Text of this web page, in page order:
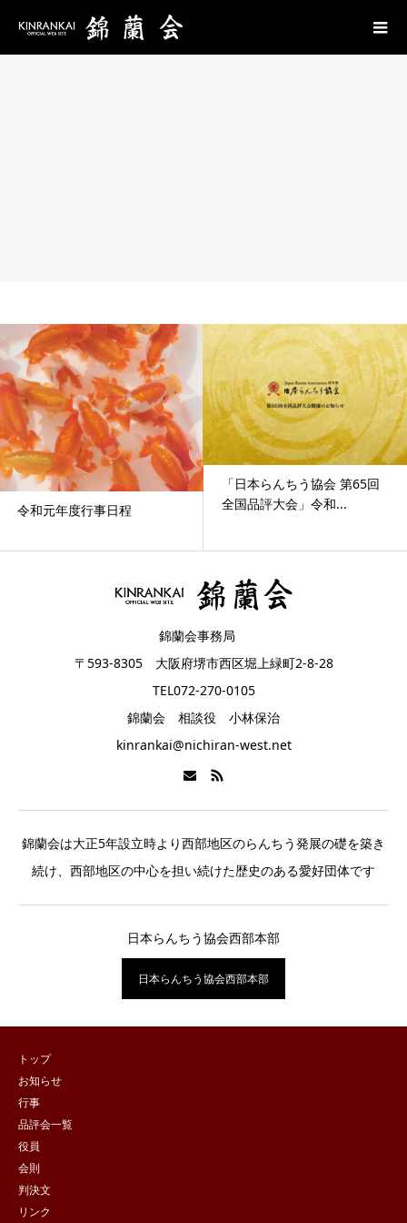
令和元年度行事日程
「日本らんちう協会 第65回
全国品評大会」令和...
錦蘭会事務局
〒593-8305 大阪府堺市西区堀上緑町2-8-28
TEL072-270-0105
錦蘭会 相談役 小林保治
kinrankai@nichiran-west.net
錦蘭会は大正5年設立時より西部地区のらんちう発展の礎を築き
続け、西部地区の中心を担い続けた歴史のある愛好団体です
日本らんちう協会西部本部
日本らんちう協会西部本部
トップ
お知らせ
行事
品評会一覧
役員
会則
判決文
リンク